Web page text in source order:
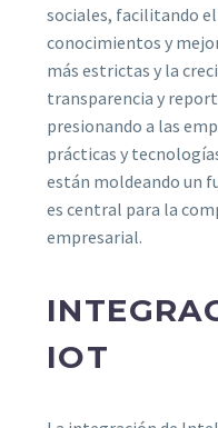
sociales, facilitando
conocimientos y
más estrictas y la
transparencia y
presionando a las
prácticas y
están moldeando un
es central para la
empresarial.
IOT